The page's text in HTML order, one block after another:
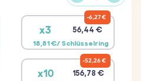
x3 56,44 €
18,81 €/ Schlüsselring
6,27 €
x10 156,78 €
52,26 €